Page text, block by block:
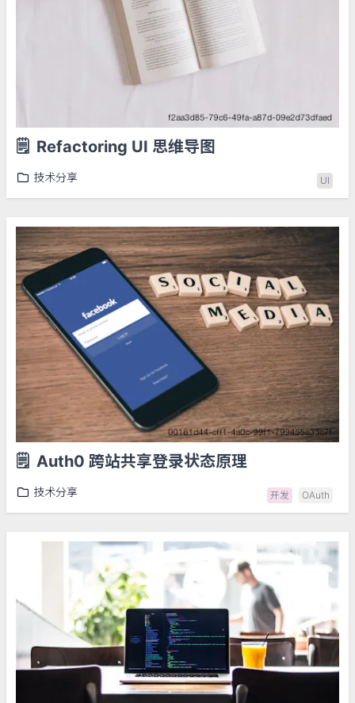
🗒️ Refactoring UI 思维导图
技术分享 UI
🗒️ Auth0 跨站共享登录状态原理
技术分享 开发 OAuth